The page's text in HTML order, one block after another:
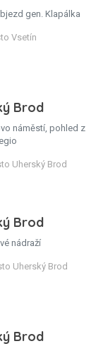
gen. Klapálka
Vsetín
Brod
náměstí, pohled z
Uherský Brod
Brod
nádraží
Uherský Brod
Brod